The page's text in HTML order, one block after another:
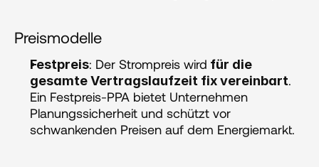
Preismodelle
Festpreis: Der Strompreis wird für die
gesamte Vertragslaufzeit fix vereinbart.
Ein Festpreis-PPA bietet Unternehmen
Planungssicherheit und schützt vor
schwankenden Preisen auf dem Energiemarkt.